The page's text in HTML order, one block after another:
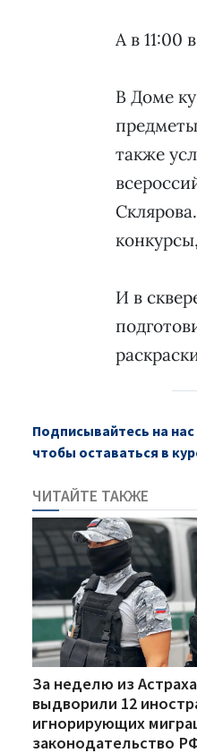
А в 11:00
В Доме
также
И в
Подписывайтесь на нас
чтобы оставаться в
ЧИТАЙТЕ ТАКЖЕ
За неделю из
выдворили 12
игнорирующих
законодательство